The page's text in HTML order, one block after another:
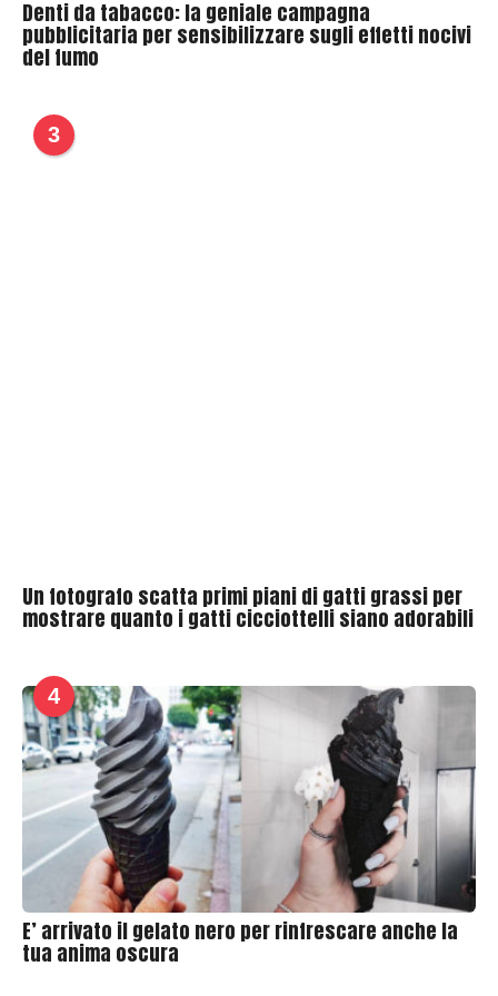
Denti da tabacco: la geniale campagna
pubblicitaria per sensibilizzare sugli effetti nocivi
del fumo
3
Un fotografo scatta primi piani di gatti grassi per
mostrare quanto i gatti cicciottelli siano adorabili
4
E’ arrivato il gelato nero per rinfrescare anche la
tua anima oscura